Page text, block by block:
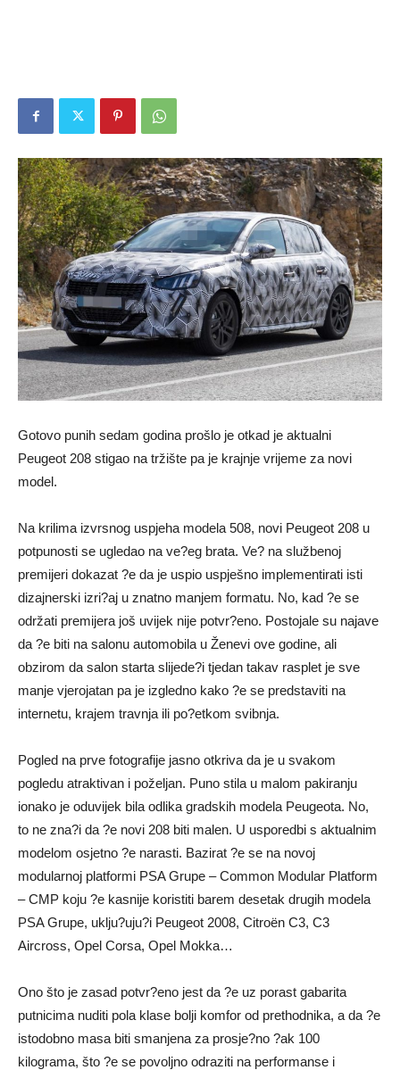
Gotovo punih sedam godina prošlo je otkad je aktualni
Peugeot 208 stigao na tržište pa je krajnje vrijeme za novi
model.
Na krilima izvrsnog uspjeha modela 508, novi Peugeot 208 u
potpunosti se ugledao na ve?eg brata. Ve? na službenoj
premijeri dokazat ?e da je uspio uspješno implementirati isti
dizajnerski izri?aj u znatno manjem formatu. No, kad ?e se
održati premijera još uvijek nije potvr?eno. Postojale su najave
da ?e biti na salonu automobila u Ženevi ove godine, ali
obzirom da salon starta slijede?i tjedan takav rasplet je sve
manje vjerojatan pa je izgledno kako ?e se predstaviti na
internetu, krajem travnja ili po?etkom svibnja.
Pogled na prve fotografije jasno otkriva da je u svakom
pogledu atraktivan i poželjan. Puno stila u malom pakiranju
ionako je oduvijek bila odlika gradskih modela Peugeota. No,
to ne zna?i da ?e novi 208 biti malen. U usporedbi s aktualnim
modelom osjetno ?e narasti. Bazirat ?e se na novoj
modularnoj platformi PSA Grupe – Common Modular Platform
– CMP koju ?e kasnije koristiti barem desetak drugih modela
PSA Grupe, uklju?uju?i Peugeot 2008, Citroën C3, C3
Aircross, Opel Corsa, Opel Mokka…
Ono što je zasad potvr?eno jest da ?e uz porast gabarita
putnicima nuditi pola klase bolji komfor od prethodnika, a da ?e
istodobno masa biti smanjena za prosje?no ?ak 100
kilograma, što ?e se povoljno odraziti na performanse i